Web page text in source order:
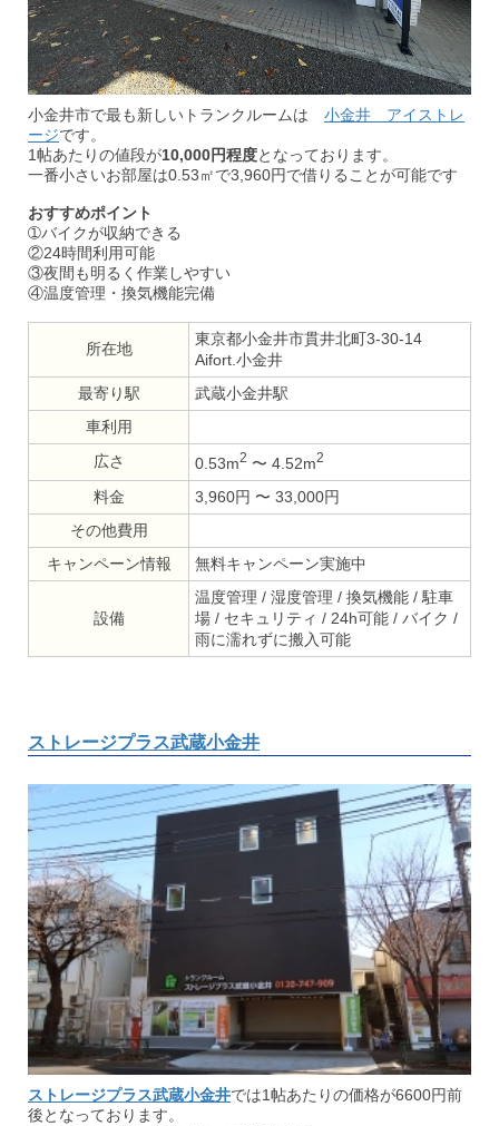
小金井市で最も新しいトランクルームは 小金井 アイストレ
ージです。
1帖あたりの値段が10,000円程度となっております。
一番小さいお部屋は0.53㎡で3,960円で借りることが可能です
おすすめポイント
➀バイクが収納できる
②24時間利用可能
③夜間も明るく作業しやすい
④温度管理・換気機能完備
所在地
東京都小金井市貫井北町3-30-14
Aifort.小金井
最寄り駅
武蔵小金井駅
車利用
広さ
0.53m2 〜 4.52m2
料金
3,960円 〜 33,000円
その他費用
キャンペーン情報
無料キャンペーン実施中
設備
温度管理 / 湿度管理 / 換気機能 / 駐車
場 / セキュリティ / 24h可能 / バイク /
雨に濡れずに搬入可能
ストレージプラス武蔵小金井
ストレージプラス武蔵小金井では1帖あたりの価格が6600円前
後となっております。